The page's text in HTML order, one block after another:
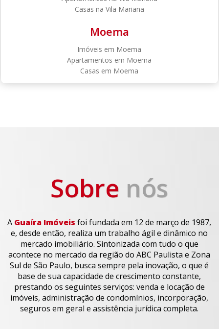
Casas na Vila Mariana
Moema
Imóveis em Moema
Apartamentos em Moema
Casas em Moema
Sobre nós
A Guaíra Imóveis foi fundada em 12 de março de 1987,
e, desde então, realiza um trabalho ágil e dinâmico no
mercado imobiliário. Sintonizada com tudo o que
acontece no mercado da região do ABC Paulista e Zona
Sul de São Paulo, busca sempre pela inovação, o que é
base de sua capacidade de crescimento constante,
prestando os seguintes serviços: venda e locação de
imóveis, administração de condomínios, incorporação,
seguros em geral e assistência jurídica completa.